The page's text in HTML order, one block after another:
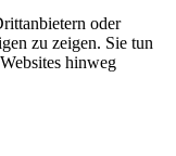
oder
zu zeigen. Sie tun
hinweg